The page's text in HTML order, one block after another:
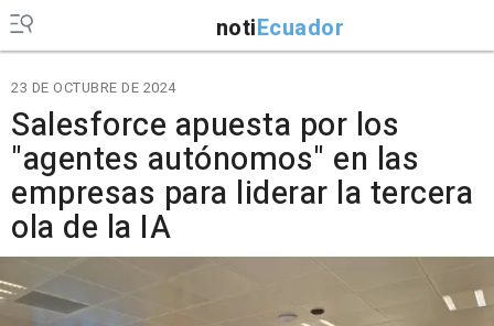
notiEcuador
23 DE OCTUBRE DE 2024
Salesforce apuesta por los
"agentes autónomos" en las
empresas para liderar la tercera
ola de la IA